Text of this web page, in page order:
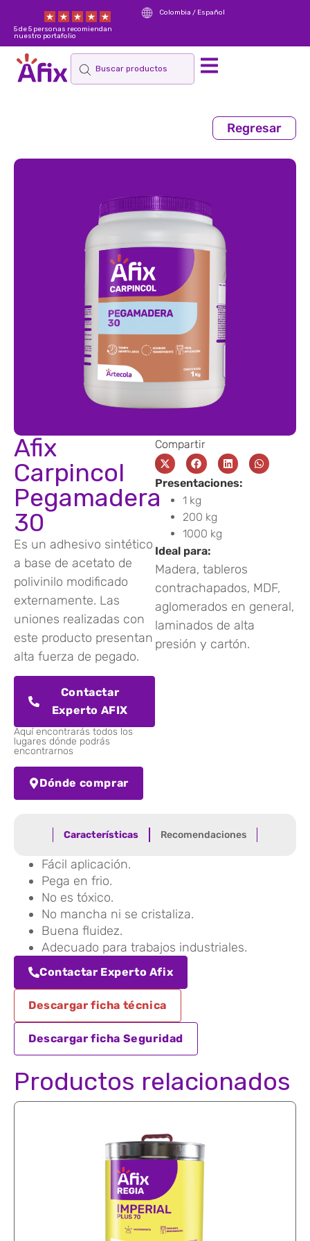
5 de 5 personas recomiendan
nuestro portafolio
Colombia / Español
Regresar
Afix
Carpincol
Pegamadera
30
Es un adhesivo sintético
a base de acetato de
polivinilo modificado
externamente. Las
uniones realizadas con
este producto presentan
alta fuerza de pegado.
Contactar
Experto AFIX
Aquí encontrarás todos los
lugares dónde podrás
encontrarnos
Dónde comprar
Compartir
Presentaciones:
1 kg
200 kg
1000 kg
Ideal para:
Madera, tableros
contrachapados, MDF,
aglomerados en general,
laminados de alta
presión y cartón.
Características Recomendaciones
Fácil aplicación.
Pega en frio.
No es tóxico.
No mancha ni se cristaliza.
Buena fluidez.
Adecuado para trabajos industriales.
Contactar Experto Afix
Descargar ficha técnica
Descargar ficha Seguridad
Productos relacionados